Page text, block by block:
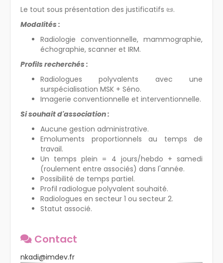
Le tout sous présentation des justificatifs 📜.
Modalités :
Radiologie conventionnelle, mammographie,
échographie, scanner et IRM.
Profils recherchés :
Radiologues polyvalents avec une
surspécialisation MSK + Séno.
Imagerie conventionnelle et interventionnelle.
Si souhait d'association :
Aucune gestion administrative.
Emoluments proportionnels au temps de
travail.
Un temps plein = 4 jours/hebdo + samedi
(roulement entre associés) dans l'année.
Possibilité de temps partiel.
Profil radiologue polyvalent souhaité.
Radiologues en secteur 1 ou secteur 2.
Statut associé.
Contact
nkadi@imdev.fr